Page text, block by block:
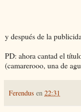
y después de la
PD: ahora cantad el
(camarerooo, una de
Ferendus en 22:31